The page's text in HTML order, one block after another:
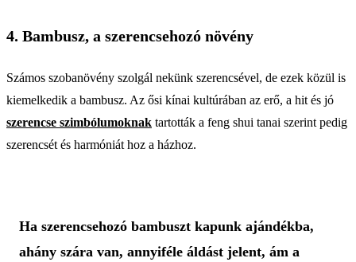
4. Bambusz, a szerencsehozó növény
Számos szobanövény szolgál nekünk szerencsével, de ezek közül is
kiemelkedik a bambusz. Az ősi kínai kultúrában az erő, a hit és jó
szerencse szimbólumoknak tartották a feng shui tanai szerint pedig
szerencsét és harmóniát hoz a házhoz.
Ha szerencsehozó bambuszt kapunk ajándékba,
ahány szára van, annyiféle áldást jelent, ám a